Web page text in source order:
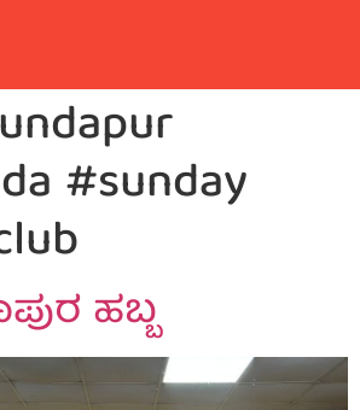
#sunday
‌ಹಬ್ಬ